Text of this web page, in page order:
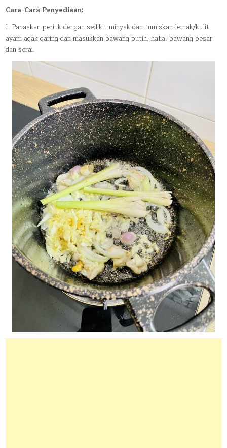
Cara-Cara Penyediaan:
1. Panaskan periuk dengan sedikit minyak dan tumiskan lemak/kulit
ayam agak garing dan masukkan bawang putih, halia, bawang besar
dan serai.